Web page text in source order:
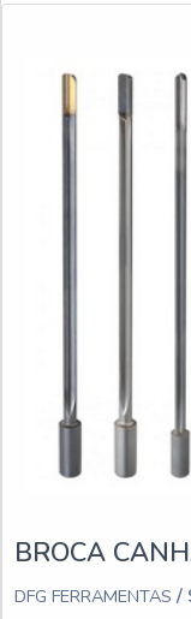
BROCA
DFG FERRAMENTAS /